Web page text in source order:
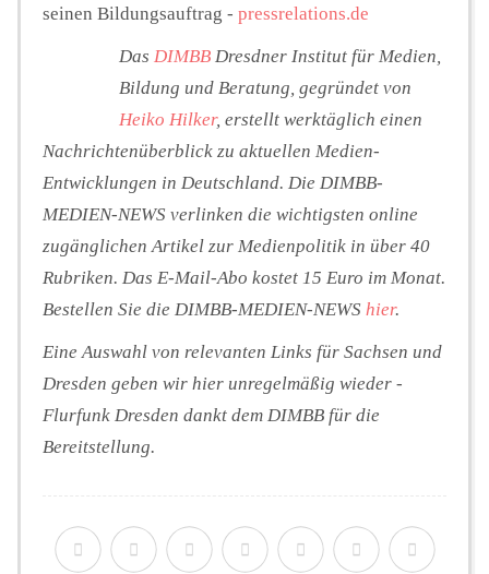
seinen Bildungsauftrag - pressrelations.de
Das DIMBB Dresdner Institut für Medien,
Bildung und Beratung, gegründet von
Heiko Hilker, erstellt werktäglich einen
Nachrichtenüberblick zu aktuellen Medien-
Entwicklungen in Deutschland. Die DIMBB-
MEDIEN-NEWS verlinken die wichtigsten online
zugänglichen Artikel zur Medienpolitik in über 40
Rubriken. Das E-Mail-Abo kostet 15 Euro im Monat.
Bestellen Sie die DIMBB-MEDIEN-NEWS hier.
Eine Auswahl von relevanten Links für Sachsen und
Dresden geben wir hier unregelmäßig wieder -
Flurfunk Dresden dankt dem DIMBB für die
Bereitstellung.